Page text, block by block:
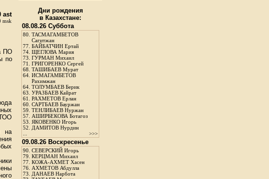
ast
msk
ПО
по
на
Дни рождения
в Казахстане:
08.08.26 Суббота
80. ТАСМАГАМБЕТОВ
Сагитжан
77. БАЙБАТЧИН Ертай
74. ЩЕГЛОВА Мария
73. ГУРМАН Михаил
71. ГРИГОРЕНКО Сергей
68. ТАШИБАЕВ Мурат
64. ИСМАГАМБЕТОВ
Рахимжан
64. ТОЛУМБАЕВ Берик
63. УРАЗБАЕВ Кайрат
61. РАХМЕТОВ Ерлан
60. САРТБАЕВ Бауржан
59. ТЕНЛИБАЕВ Нуржан
57. АШИРБЕКОВА Ботагоз
53. ЯКОВЕНКО Игорь
52. ДАМИТОВ Нурдин
>>>
09.08.26 Воскресенье
90. СЕВЕРСКИЙ Игорь
79. КЕРЦМАН Михаил
77. КОЖА-АХМЕТ Хасен
76. АХМЕТОВ Абдулла
73. ДАНАЕВ Нарбота